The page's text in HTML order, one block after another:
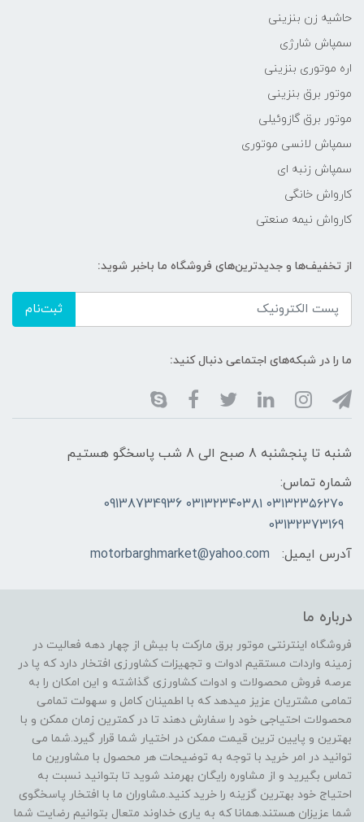
حاشیه زن بنزینی
سمپاش شارژی
اره موتوری بنزینی
موتور برق بنزینی
موتور برق گازوئیلی
سمپاش لانسی موتوری
سمپاش زنبه ای
کارواش خانگی
کارواش نیمه صنعتی
از تخفیف‌ها و جدیدترین‌های فروشگاه ما باخبر شوید:
ثبت‌نام
ما را در شبکه‌های اجتماعی دنبال کنید:
شنبه تا پنجشنبه 8 صبح الی 8 شب پاسخگو هستیم
شماره تماس:
۰۳۱۳۲۳۵۶۲۷۰ ۰۳۱۳۲۳۴۰۳۸۱ 09138734936
03132373169
آدرس ایمیل:
motorbarghmarket@yahoo.com
درباره ما
فروشگاه اینترنتی موتور برق مارکت با بیش از چهار دهه فعالیت در
زمینه واردات مستقیم ادوات و تجهیزات کشاورزی افتخار دارد که پا در
عرصه فروش محصولات و ادوات کشاورزی گذاشته و این امکان را به
تمامی مشتریان عزیز میدهد که با اطمینان کامل و سهولت تمامی
محصولات احتیاجی خود را سفارش دهند تا در کمترین زمان ممکن و با
بهترین و پایین ترین قیمت ممکن در اختیار شما قرار گیرد.شما می
توانید در امر خرید با توجه به توضیحات هر محصول با مشاورین ما
تماس بگیرید و از مشاوره رایگان بهرمند شوید تا بتوانید نسبت به
احتیاج خود بهترین گزینه را خرید کنید.مشاوران ما با افتخار پاسخگوی
شما عزیزان هستند.همانا که به یاری خداوند متعال بتوانیم رضایت شما